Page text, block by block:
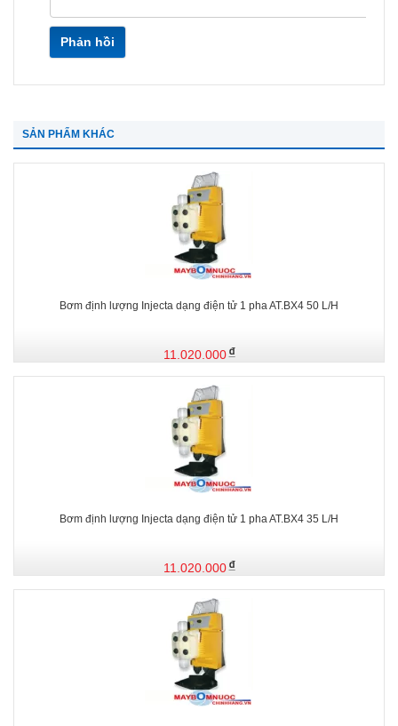
Phản hồi
SẢN PHẨM KHÁC
Bơm định lượng Injecta dạng điện tử 1 pha AT.BX4 50 L/H
11.020.000
Bơm định lượng Injecta dạng điện tử 1 pha AT.BX4 35 L/H
11.020.000